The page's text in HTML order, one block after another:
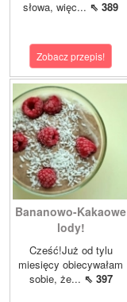
słowa, więc... ⇖ 389
Zobacz przepis!
Bananowo-Kakaowe
lody!
Cześć!Już od tylu
miesięcy obiecywałam
sobie, że... ⇖ 397